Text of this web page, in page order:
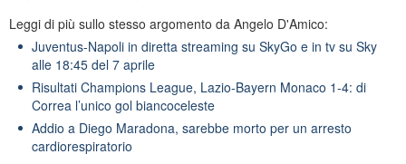
Leggi di più sullo stesso argomento da Angelo D'Amico:
Juventus-Napoli in diretta streaming su SkyGo e in tv su Sky
alle 18:45 del 7 aprile
Risultati Champions League, Lazio-Bayern Monaco 1-4: di
Correa l’unico gol biancoceleste
Addio a Diego Maradona, sarebbe morto per un arresto
cardiorespiratorio